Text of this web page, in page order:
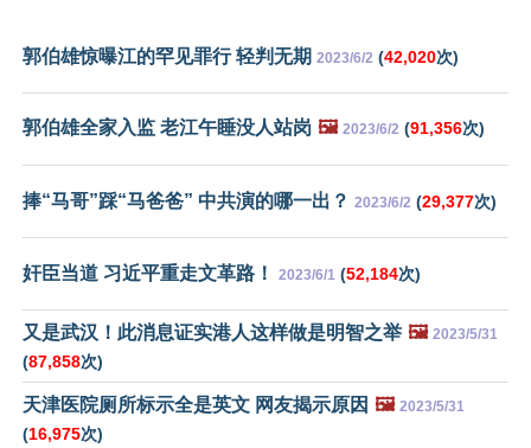
郭伯雄惊曝江的罕见罪行 轻判无期 2023/6/2 (42,020次)
郭伯雄全家入监 老江午睡没人站岗 🖼️ 2023/6/2 (91,356次)
捧“马哥”踩“马爸爸” 中共演的哪一出？ 2023/6/2 (29,377次)
奸臣当道 习近平重走文革路！ 2023/6/1 (52,184次)
又是武汉！此消息证实港人这样做是明智之举 🖼️ 2023/5/31
(87,858次)
天津医院厕所标示全是英文 网友揭示原因 🖼️ 2023/5/31
(16,975次)